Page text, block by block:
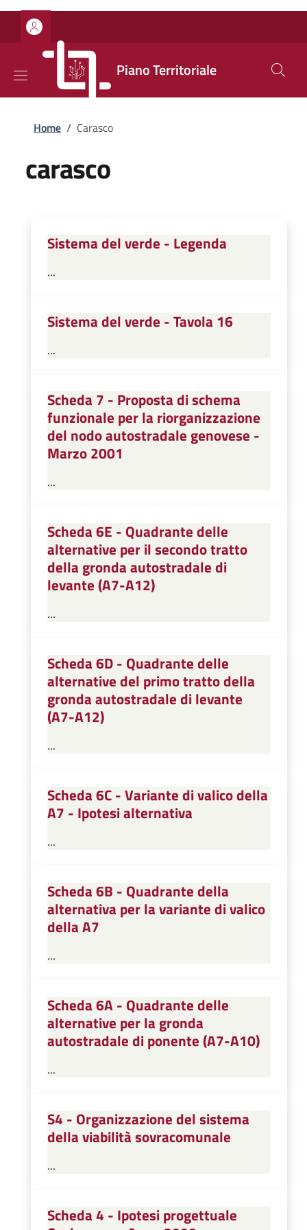
Salta al contenuto principale
Skip to footer content
Piano Territoriale
Briciole di pane
Home / Carasco
carasco
Sistema del verde - Legenda
...
Sistema del verde - Tavola 16
...
Scheda 7 - Proposta di schema
funzionale per la riorganizzazione
del nodo autostradale genovese -
Marzo 2001
...
Scheda 6E - Quadrante delle
alternative per il secondo tratto
della gronda autostradale di
levante (A7-A12)
...
Scheda 6D - Quadrante delle
alternative del primo tratto della
gronda autostradale di levante
(A7-A12)
...
Scheda 6C - Variante di valico della
A7 - Ipotesi alternativa
...
Scheda 6B - Quadrante della
alternativa per la variante di valico
della A7
...
Scheda 6A - Quadrante delle
alternative per la gronda
autostradale di ponente (A7-A10)
...
S4 - Organizzazione del sistema
della viabilità sovracomunale
...
Scheda 4 - Ipotesi progettuale